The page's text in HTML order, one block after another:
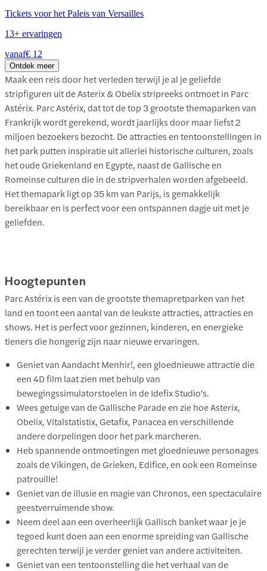
Tickets voor het Paleis van Versailles
13+ ervaringen
vanaf€ 12
Ontdek meer
Maak een reis door het verleden terwijl je al je geliefde
stripfiguren uit de Asterix & Obelix stripreeks ontmoet in Parc
Astérix. Parc Astérix, dat tot de top 3 grootste themaparken van
Frankrijk wordt gerekend, wordt jaarlijks door maar liefst 2
miljoen bezoekers bezocht. De attracties en tentoonstellingen in
het park putten inspiratie uit allerlei historische culturen, zoals
het oude Griekenland en Egypte, naast de Gallische en
Romeinse culturen die in de stripverhalen worden afgebeeld.
Het themapark ligt op 35 km van Parijs, is gemakkelijk
bereikbaar en is perfect voor een ontspannen dagje uit met je
geliefden.
Hoogtepunten
Parc Astérix is een van de grootste themapretparken van het
land en toont een aantal van de leukste attracties, attracties en
shows. Het is perfect voor gezinnen, kinderen, en energieke
tieners die hongerig zijn naar nieuwe ervaringen.
Geniet van Aandacht Menhir!, een gloednieuwe attractie die
een 4D film laat zien met behulp van
bewegingssimulatorstoelen in de Idefix Studio's.
Wees getuige van de Gallische Parade en zie hoe Asterix,
Obelix, Vitalstatistix, Getafix, Panacea en verschillende
andere dorpelingen door het park marcheren.
Heb spannende ontmoetingen met gloednieuwe personages
zoals de Vikingen, de Grieken, Edifice, en ook een Romeinse
patrouille!
Geniet van de illusie en magie van Chronos, een spectaculaire
geestverruimende show.
Neem deel aan een overheerlijk Gallisch banket waar je je
tegoed kunt doen aan een enorme spreiding van Gallische
gerechten terwijl je verder geniet van andere activiteiten.
Geniet van een tentoonstelling die het verhaal van de